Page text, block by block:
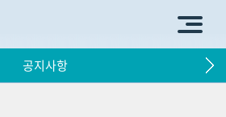
공지사항